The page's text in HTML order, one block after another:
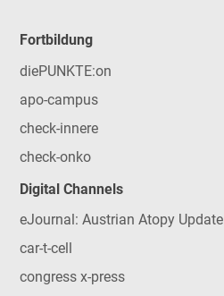
Fortbildung
diePUNKTE:on
apo-campus
check-innere
check-onko
Digital Channels
eJournal: Austrian Atopy Update
car-t-cell
congress x-press